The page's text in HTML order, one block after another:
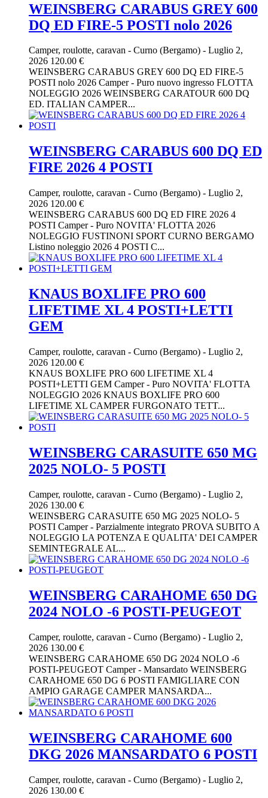
WEINSBERG CARABUS GREY 600
DQ ED FIRE-5 POSTI nolo 2026
Camper, roulotte, caravan - Curno (Bergamo) - Luglio 2,
2026 120.00 €
WEINSBERG CARABUS GREY 600 DQ ED FIRE-5
POSTI nolo 2026 Camper - Puro nuovo ingresso FLOTTA
NOLEGGIO 2026 WEINSBERG CARATOUR 600 DQ
ED. ITALIAN CAMPER...
WEINSBERG CARABUS 600 DQ ED
FIRE 2026 4 POSTI
Camper, roulotte, caravan - Curno (Bergamo) - Luglio 2,
2026 120.00 €
WEINSBERG CARABUS 600 DQ ED FIRE 2026 4
POSTI Camper - Puro NOVITA' FLOTTA 2026
NOLEGGIO FUSTINONI SPORT CURNO BERGAMO
Listino noleggio 2026 4 POSTI C...
KNAUS BOXLIFE PRO 600
LIFETIME XL 4 POSTI+LETTI
GEM
Camper, roulotte, caravan - Curno (Bergamo) - Luglio 2,
2026 120.00 €
KNAUS BOXLIFE PRO 600 LIFETIME XL 4
POSTI+LETTI GEM Camper - Puro NOVITA' FLOTTA
NOLEGGIO 2026 KNAUS BOXLIFE PRO 600
LIFETIME XL CAMPER FURGONATO TETT...
WEINSBERG CARASUITE 650 MG
2025 NOLO- 5 POSTI
Camper, roulotte, caravan - Curno (Bergamo) - Luglio 2,
2026 130.00 €
WEINSBERG CARASUITE 650 MG 2025 NOLO- 5
POSTI Camper - Parzialmente integrato PROVA SUBITO A
NOLEGGIO LA POTENZA E QUALITA' DEI CAMPER
SEMINTEGRALE AL...
WEINSBERG CARAHOME 650 DG
2024 NOLO -6 POSTI-PEUGEOT
Camper, roulotte, caravan - Curno (Bergamo) - Luglio 2,
2026 130.00 €
WEINSBERG CARAHOME 650 DG 2024 NOLO -6
POSTI-PEUGEOT Camper - Mansardato WEINSBERG
CARAHOME 650 DG 6 POSTI FAMIGLIARE CON
AMPIO GARAGE CAMPER MANSARDA...
WEINSBERG CARAHOME 600
DKG 2026 MANSARDATO 6 POSTI
Camper, roulotte, caravan - Curno (Bergamo) - Luglio 2,
2026 130.00 €